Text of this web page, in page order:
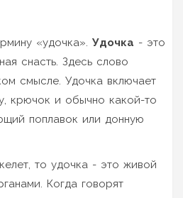
«удочка». Удочка - это
снасть. Здесь слово
смысле. Удочка включает
крючок и обычно какой-то
поплавок или донную
то удочка - это живой
Когда говорят